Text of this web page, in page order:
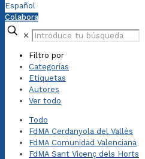
Español
Colabora
✕
Filtro por
Categorías
Etiquetas
Autores
Ver todo
Todo
FdMA Cerdanyola del Vallès
FdMA Comunidad Valenciana
FdMA Sant Vicenç dels Horts